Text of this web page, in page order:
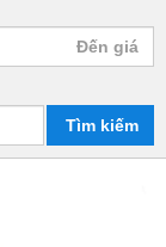
Tìm kiếm